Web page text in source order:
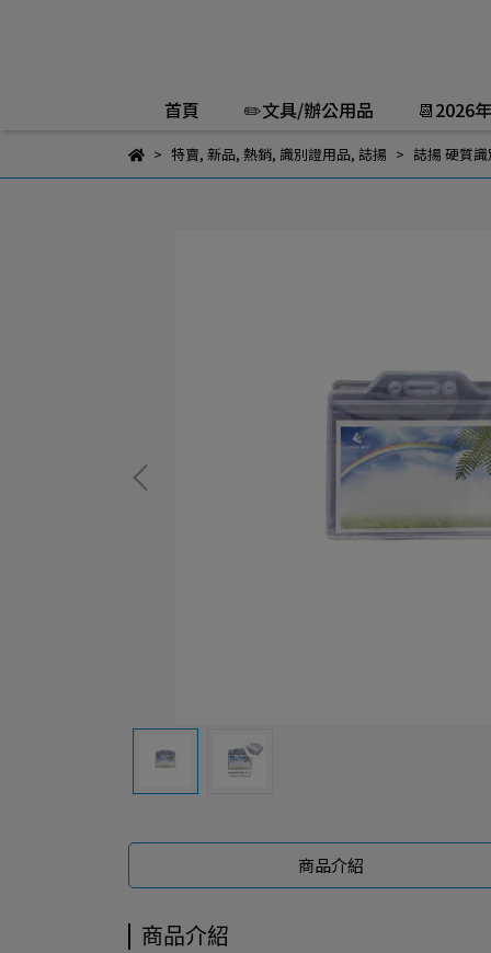
首頁 ✏️文具/辦公用品 📆2026
特賣, 新品, 熱銷, 識別證用品, 誌揚 誌揚 硬質
商品介紹
商品介紹